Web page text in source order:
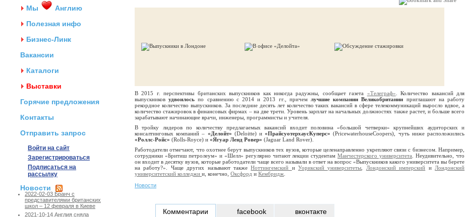
Мы
Англию
Полезная инфо
Бизнес-Линк
Вакансии
Каталоги
Выставки
Горячие предложения
Контакты
Отправить запрос
Войти на сайт
Зарегистрироваться
Подписаться на
рассылку
Новости
2022-02-03 Бранч с
представителями британских
школ – 12 февраля в Киеве
2021-10-14 Англия сняла
В 2015 г. перспективы британских выпускников как никогда радужны, сообщает газета «Телеграф» . Количество вакансий для
выпускниковудвоилось по сравнению с 2014 и 2013 гг., причемлучшие компании Великобритании приглашают на работу
рекордное количество выпускников. За последние десять лет количество таких вакансий в сфере телекоммуникаций выросло вдвое, а
количество стажировок в финансовых фирмах – на две трети. Уровень зарплат на начальных должностях также растет, и больше всего
зарабатывают начинающие врачи, инженеры, программисты и учителя.
В тройку лидеров по количеству предлагаемых вакансий входит половина «большой четверки» крупнейших аудиторских и
консалтинговых компаний – «Делойт» (Deloitte) и«ПрайсуотерхаусКуперс» (PricewaterhouseCoopers), чуть ниже расположились
«Роллс-Ройс» (Rolls-Royce) и «Ягуар Ленд Ровер» (Jaguar Land Rover).
Работодатели отмечают, что охотнее берут выпускников тех вузов, которые целенаправленно укрепляют связи с бизнесом. Например,
сотрудники «Бритиш петролеум» и «Шелл» регулярно читают лекции студентамМанчестерского университета . Неудивительно, что
он входит в десятку вузов, которые работодатели чаще всего называли в ответ на вопрос «Выпускников какого университета вы берете
на работу?». Чаще других называют такжеНоттингемский иУорикский университеты Лондонский имперский и Лондонский
университетский колледжи и, конечно, Оксфорд и Кембридж
Новости
Комментарии facebook вконтакте